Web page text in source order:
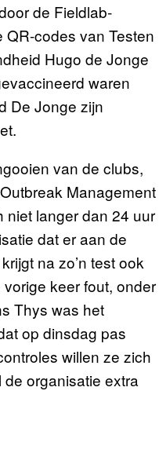
de Fieldlab-
codes van Testen
Hugo de Jonge
waren
De Jonge zijn
van de clubs,
Management
niet langer dan 24 uur
dat er aan de
na zo’n test ook
keer fout, onder
Thys was het
op dinsdag pas
willen ze zich
organisatie extra